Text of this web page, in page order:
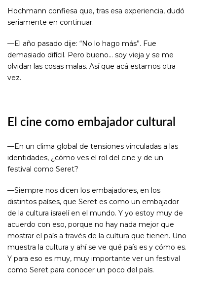
Hochmann confiesa que, tras esa experiencia, dudó
seriamente en continuar.
—El año pasado dije: “No lo hago más”. Fue
demasiado difícil. Pero bueno… soy vieja y se me
olvidan las cosas malas. Así que acá estamos otra
vez.
El cine como embajador cultural
—En un clima global de tensiones vinculadas a las
identidades, ¿cómo ves el rol del cine y de un
festival como Seret?
—Siempre nos dicen los embajadores, en los
distintos países, que Seret es como un embajador
de la cultura israelí en el mundo. Y yo estoy muy de
acuerdo con eso, porque no hay nada mejor que
mostrar el país a través de la cultura que tienen. Uno
muestra la cultura y ahí se ve qué país es y cómo es.
Y para eso es muy, muy importante ver un festival
como Seret para conocer un poco del país.